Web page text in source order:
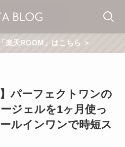
楽天ROOM」はこちら ＞
】パーフェクトワンの
ジェルを1ヶ月使っ
ルインワンで時短ス